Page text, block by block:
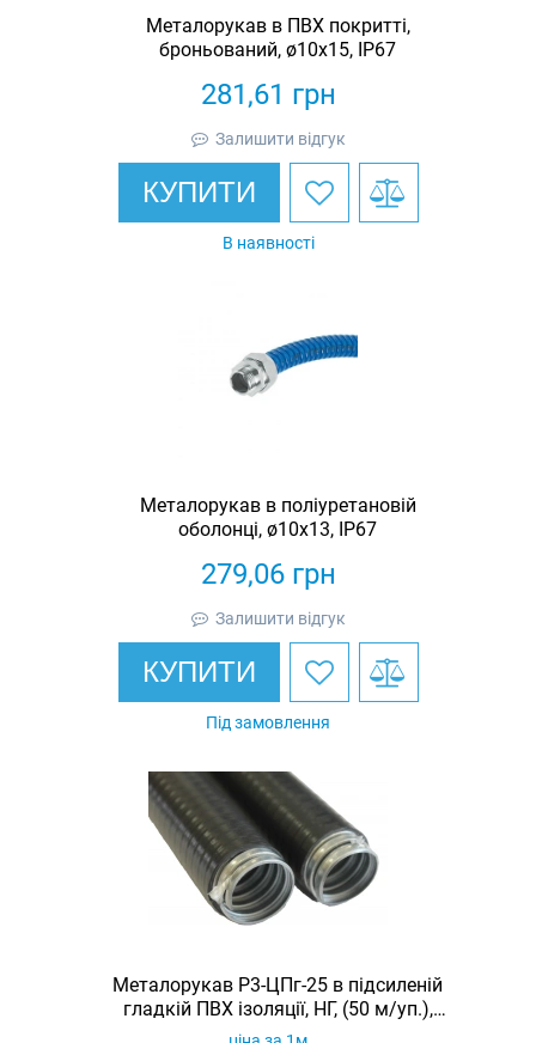
Металорукав в ПВХ покритті,
броньований, ø10х15, IP67
281,61 грн
Залишити відгук
КУПИТИ
В наявності
Металорукав в поліуретановій
оболонці, ø10х13, IP67
279,06грн
Залишити відгук
КУПИТИ
Під замовлення
Металорукав Р3-ЦПг-25 в підсиленій
гладкій ПВХ ізоляції, НГ, (50 м/уп.),
МПГ НГ, чорний